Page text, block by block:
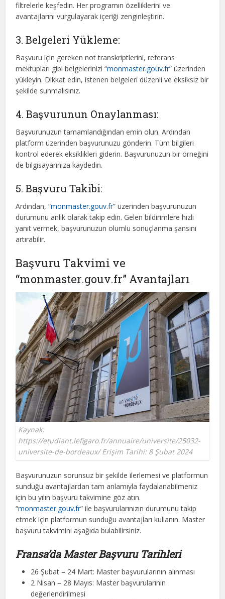
filtrelerle keşfedin. Her programın özelliklerini ve
avantajlarını vurgulayarak içeriği zenginleştirin.
3. Belgeleri Yükleme:
Başvuru için gereken not transkriptlerini, referans
mektupları gibi belgelerinizi “monmaster.gouv.fr” üzerinden
yükleyin. Dikkat edin, istenen belgeleri düzenli ve eksiksiz bir
şekilde sunmalısınız.
4. Başvurunun Onaylanması:
Başvurunuzun tamamlandığından emin olun. Ardından
platform üzerinden başvurunuzu gönderin. Tüm bilgileri
kontrol ederek eksiklikleri giderin. Başvurunuzun bir örneğini
de bilgisayarınıza kaydedin.
5. Başvuru Takibi:
Ardından, “monmaster.gouv.fr” üzerinden başvurunuzun
durumunu anlık olarak takip edin. Gelen bildirimlere hızlı
yanıt vermek, başvurunuzun olumlu sonuçlanma şansını
artırabilir.
Başvuru Takvimi ve
“monmaster.gouv.fr” Avantajları
Kaynak:
https://etudiant.lefigaro.fr/annuaire/universite/25032-
universite-de-bordeaux/ Erişim Tarihi: 8 Şubat 2024
Başvurunuzun sorunsuz bir şekilde ilerlemesi ve platformun
sunduğu avantajlardan tam anlamıyla faydalanabilmeniz
için bu yılın başvuru takvimine göz atın.
“monmaster.gouv.fr” ile başvurularınızın durumunu takip
etmek için platformun sunduğu avantajları kullanın. Master
başvuru takvimini aşağıda bulabilirsiniz.
Fransa’da Master Başvuru Tarihleri
26 Şubat – 24 Mart: Master başvurularının alınması
2 Nisan – 28 Mayıs: Master başvurularının
değerlendirilmesi